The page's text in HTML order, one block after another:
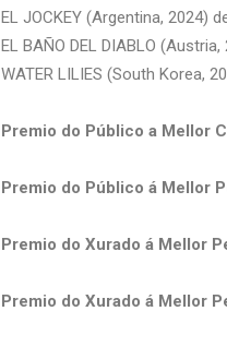
EL JOCKEY (Argentina, 2024)
EL BAÑO DEL DIABLO
WATER LILIES (South Korea,
Premio do Público a Mellor
Premio do Público á Mellor
Premio do Xurado á Mellor
Premio do Xurado á Mellor